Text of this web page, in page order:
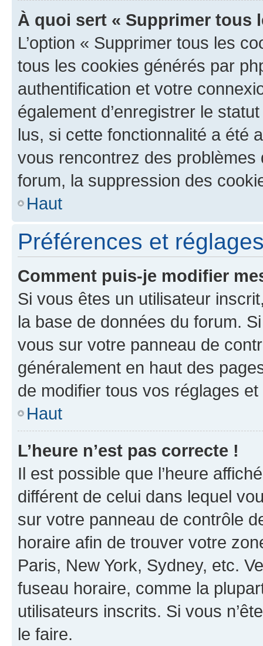
À quoi sert « Supprimer tous
L’option « Supprimer tous les
tous les cookies générés par
authentification et votre
également d’enregistrer le
lus, si cette fonctionnalité a été
vous rencontrez des
forum, la suppression des
Haut
Préférences et
Comment puis-je modifier
Si vous êtes un utilisateur
la base de données du forum.
vous sur votre panneau de
généralement en haut des
de modifier tous vos réglages
Haut
L’heure n’est pas correcte !
Il est possible que l’heure
différent de celui dans lequel
sur votre panneau de contrôle
horaire afin de trouver votre
Paris, New York, Sydney, etc.
fuseau horaire, comme la
utilisateurs inscrits. Si vous
le faire.